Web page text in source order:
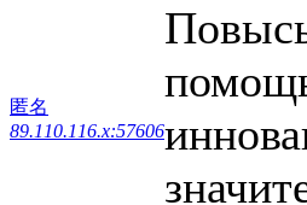
匿名
89.110.116.x:57606